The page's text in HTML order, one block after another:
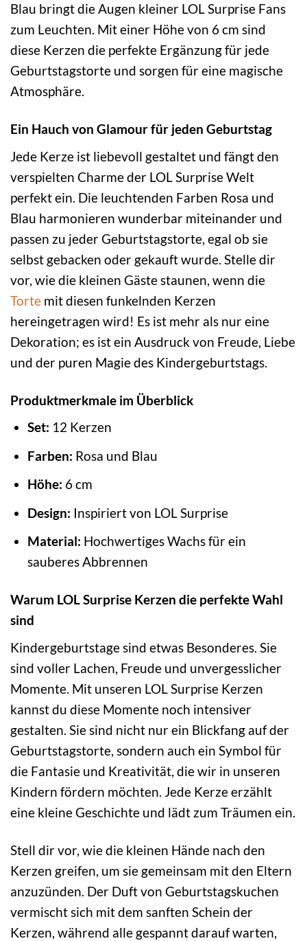
Blau bringt die Augen kleiner LOL Surprise Fans
zum Leuchten. Mit einer Höhe von 6 cm sind
diese Kerzen die perfekte Ergänzung für jede
Geburtstagstorte und sorgen für eine magische
Atmosphäre.
Ein Hauch von Glamour für jeden Geburtstag
Jede Kerze ist liebevoll gestaltet und fängt den
verspielten Charme der LOL Surprise Welt
perfekt ein. Die leuchtenden Farben Rosa und
Blau harmonieren wunderbar miteinander und
passen zu jeder Geburtstagstorte, egal ob sie
selbst gebacken oder gekauft wurde. Stelle dir
vor, wie die kleinen Gäste staunen, wenn die
Torte mit diesen funkelnden Kerzen
hereingetragen wird! Es ist mehr als nur eine
Dekoration; es ist ein Ausdruck von Freude, Liebe
und der puren Magie des Kindergeburtstags.
Produktmerkmale im Überblick
Set: 12 Kerzen
Farben: Rosa und Blau
Höhe: 6 cm
Design: Inspiriert von LOL Surprise
Material: Hochwertiges Wachs für ein
sauberes Abbrennen
Warum LOL Surprise Kerzen die perfekte Wahl
sind
Kindergeburtstage sind etwas Besonderes. Sie
sind voller Lachen, Freude und unvergesslicher
Momente. Mit unseren LOL Surprise Kerzen
kannst du diese Momente noch intensiver
gestalten. Sie sind nicht nur ein Blickfang auf der
Geburtstagstorte, sondern auch ein Symbol für
die Fantasie und Kreativität, die wir in unseren
Kindern fördern möchten. Jede Kerze erzählt
eine kleine Geschichte und lädt zum Träumen ein.
Stell dir vor, wie die kleinen Hände nach den
Kerzen greifen, um sie gemeinsam mit den Eltern
anzuzünden. Der Duft von Geburtstagskuchen
vermischt sich mit dem sanften Schein der
Kerzen, während alle gespannt darauf warten,